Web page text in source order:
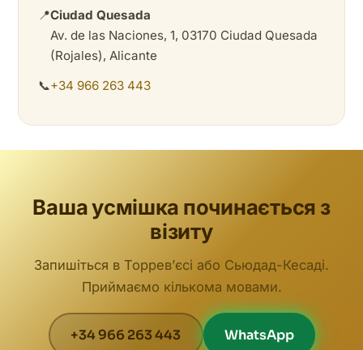
📍Ciudad Quesada
Av. de las Naciones, 1, 03170 Ciudad Quesada
(Rojales), Alicante
📞+34 966 263 443
Ваша усмішка починається з
візиту
Запишіться в Торревʼєсі або Сьюдад-Кесаді.
Приймаємо кількома мовами.
+34 966 263 443 WhatsApp